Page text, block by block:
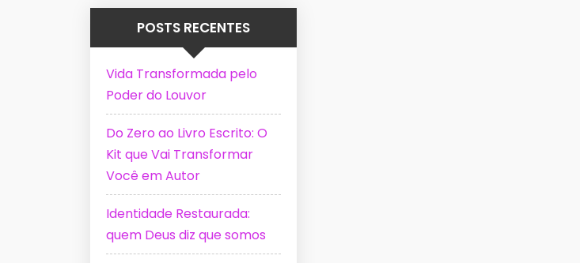
POSTS RECENTES
Vida Transformada pelo
Poder do Louvor
Do Zero ao Livro Escrito: O
Kit que Vai Transformar
Você em Autor
Identidade Restaurada:
quem Deus diz que somos